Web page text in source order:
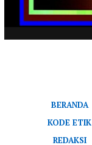
BERANDA
KODE ETIK
REDAKSI